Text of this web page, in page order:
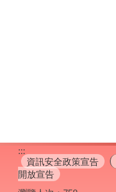
:::
資訊安全政策宣告
開放宣告